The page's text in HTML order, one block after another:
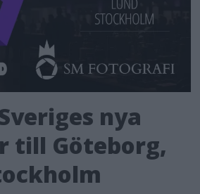
nya
till Göteborg,